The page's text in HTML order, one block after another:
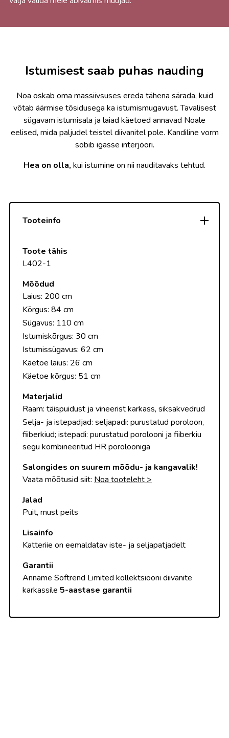
Istumisest saab puhas nauding
Noa oskab oma massiivsuses ereda tähena särada, kuid
võtab äärmise tõsidusega ka istumismugavust. Tavalisest
sügavam istumisala ja laiad käetoed annavad Noale
eelised, mida paljudel teistel diivanitel pole. Kandiline vorm
sobib igasse interjööri.
Hea on olla, kui istumine on nii nauditavaks tehtud.
Tooteinfo
Toote tähis
L402-1
Mõõdud
Laius: 200 cm
Kõrgus: 84 cm
Sügavus: 110 cm
Istumiskõrgus: 30 cm
Istumissügavus: 62 cm
Käetoe laius: 26 cm
Käetoe kõrgus: 51 cm
Materjalid
Raam: täispuidust ja vineerist karkass, siksakvedrud
Selja- ja istepadjad: seljapadi: purustatud poroloon,
fiiberkiud; istepadi: purustatud porolooni ja fiiberkiu
segu kombineeritud HR porolooniga
Salongides on suurem mõõdu- ja kangavalik!
Vaata mõõtusid siit: Noa tooteleht >
Jalad
Puit, must peits
Lisainfo
Katteriie on eemaldatav iste- ja seljapatjadelt
Garantii
Anname Softrend Limited kollektsiooni diivanite
karkassile 5-aastase garantii